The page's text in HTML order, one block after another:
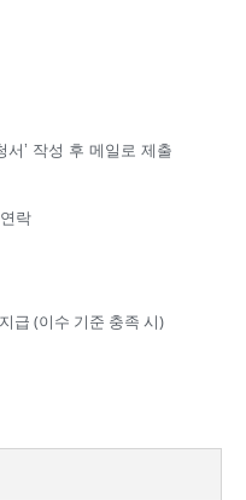
서’ 작성 후 메일로 제출
락
급 (이수 기준 충족 시)